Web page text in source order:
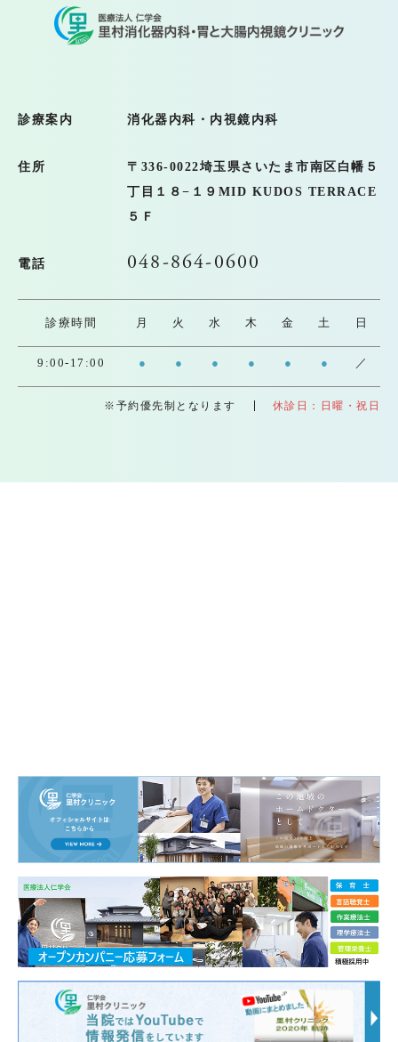
診療案内 消化器内科・内視鏡内科
住所 〒336-0022埼玉県さいたま市南区白幡５
丁目１８−１９MID KUDOS TERRACE
５Ｆ
電話 048-864-0600
診療時間 月 火 水 木 金 土 日
9:00-17:00 ● ● ● ● ● ● ／
休診日：日曜・祝日
※予約優先制となります